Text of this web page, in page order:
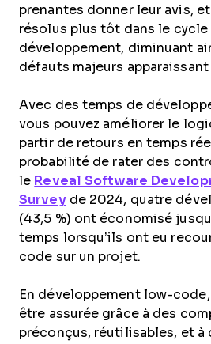
prenantes donner leur avis,
résolus plus tôt dans le cycle
développement, diminuant
défauts majeurs
Avec des temps de
vous pouvez améliorer le
partir de retours en temps
probabilité de rater des
le Reveal Software
Surveyde 2024, quatre
(43,5 %) ont économisé
temps lorsqu’ils ont eu
code sur un projet.
En développement low-
être assurée grâce à des
préconçus, réutilisables, et à